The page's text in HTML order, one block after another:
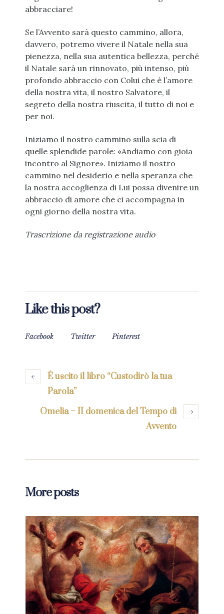
abbracciare!
Se l’Avvento sarà questo cammino, allora,
davvero, potremo vivere il Natale nella sua
pienezza, nella sua autentica bellezza, perché
il Natale sarà un rinnovato, più intenso, più
profondo abbraccio con Colui che è l’amore
della nostra vita, il nostro Salvatore, il
segreto della nostra riuscita, il tutto di noi e
per noi.
Iniziamo il nostro cammino sulla scia di
quelle splendide parole: «Andiamo con gioia
incontro al Signore». Iniziamo il nostro
cammino nel desiderio e nella speranza che
la nostra accoglienza di Lui possa divenire un
abbraccio di amore che ci accompagna in
ogni giorno della nostra vita.
Trascrizione da registrazione audio
Like this post?
Facebook Twitter Pinterest
È uscito il libro “Custodirò la tua
Parola”
Omelia – II domenica del Tempo di
Avvento
More posts